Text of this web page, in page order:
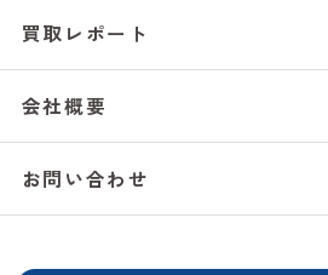
買取レポート
会社概要
お問い合わせ